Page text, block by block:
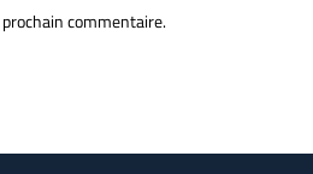
commentaire.